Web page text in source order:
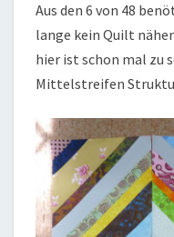
Aus den 6 von 48
lange kein Quilt
hier ist schon mal zu
Mittelstreifen